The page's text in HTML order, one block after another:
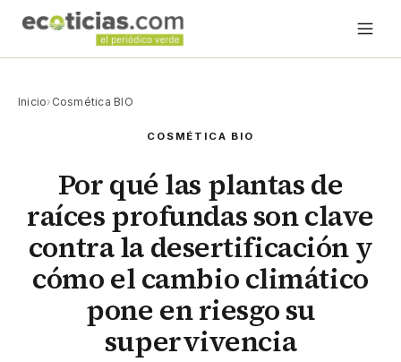
Inicio› Cosmética BIO
COSMÉTICA BIO
Por qué las plantas de
raíces profundas son clave
contra la desertificación y
cómo el cambio climático
pone en riesgo su
supervivencia